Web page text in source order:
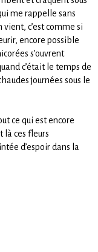
me rappelle sans
vient, c’est comme si
encore possible
s’ouvrent
c’était le temps de
journées sous le
ce qui est encore
là ces fleurs
d’espoir dans la